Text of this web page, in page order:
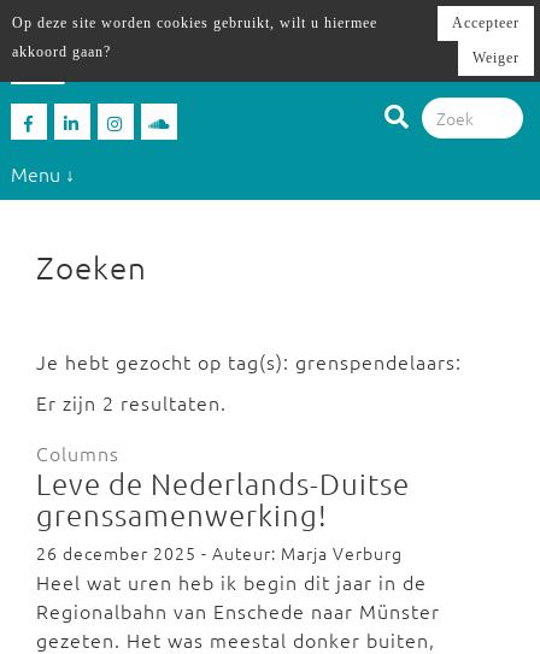
Menu ↓
Zoeken
Je hebt gezocht op tag(s): grenspendelaars:
Er zijn 2 resultaten.
Columns
Leve de Nederlands-Duitse
grenssamenwerking!
26 december 2025 - Auteur: Marja Verburg
Heel wat uren heb ik begin dit jaar in de
Regionalbahn van Enschede naar Münster
gezeten. Het was meestal donker buiten,
Op deze site worden cookies gebruikt, wilt u hiermee
akkoord gaan?
Accepteer
Weiger